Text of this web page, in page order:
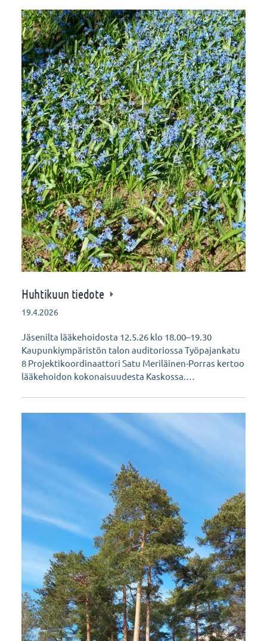
Huhtikuun tiedote
19.4.2026
Jäsenilta lääkehoidosta 12.5.26 klo 18.00–19.30
Kaupunkiympäristön talon auditoriossa Työpajankatu
8 Projektikoordinaattori Satu Meriläinen-Porras kertoo
lääkehoidon kokonaisuudesta Kaskossa.…